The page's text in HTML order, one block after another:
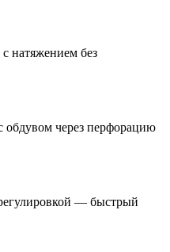
натяжением без
обдувом через перфорацию
— быстрый